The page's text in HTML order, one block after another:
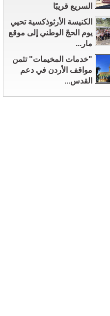
السريع قريبًا
الكنيسة الأرثوذكسية تحيي
يوم الحجّ الوطني إلى موقع
مار...
"خدمات المخيمات" تثمن
مواقف الأردن في دعم
القدس...